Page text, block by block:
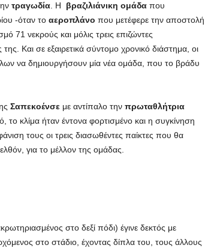
τραγωδία. Η βραζιλιάνικη ομάδαπου
-όταν το αεροπλάνο που μετέφερε την αποστολή
71 νεκρούς και μόλις τρεις επιζώντες
Και σε εξαιρετικά σύντομο χρονικό διάστημα, οι
να δημιουργήσουν μία νέα ομάδα, που το βράδυ
Σαπεκοένσεμε αντίπαλο την πρωταθλήτρια
κλίμα ήταν έντονα φορτισμένο και η συγκίνηση
τους οι τρεις διασωθέντες παίκτες που θα
για το μέλλον της ομάδας.
στο δεξί πόδι) έγινε δεκτός με
στο στάδιο, έχοντας δίπλα του, τους άλλους